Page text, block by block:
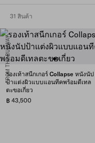
ถุงช้อป
ต่างๆ บันทึกสินค้าโป
31 สินค้า
FROM THE RUNWAY
รองเท้าสนีกเกอร์ Collapse หนังนัป
ป้าแต่งผิวแบบแอนทีคพร้อมดีเทล
ตะขอเกี่ยว
฿ 43,500